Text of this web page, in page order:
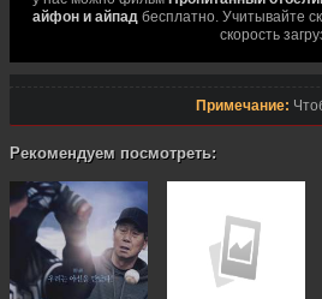
айфон и айпад бесплатно. Учитывайте
скорость
Примечание:
Рекомендуем посмотреть: